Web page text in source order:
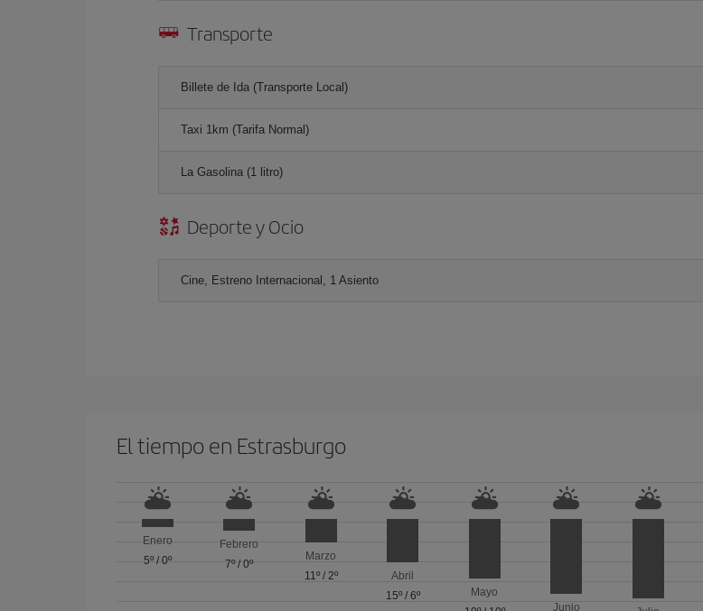
Transporte
Billete de Ida (Transporte Local)
Taxi 1km (Tarifa Normal)
La Gasolina (1 litro)
Deporte y Ocio
Cine, Estreno Internacional, 1 Asiento
El tiempo en Estrasburgo
Enero
5º/ 0º
Febrero
7º/0º
Marzo
11º/ 2º
Abril
15º/ 6º
Mayo
Junio